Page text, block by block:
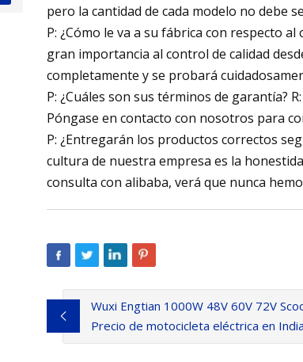
pero la cantidad de cada modelo no debe
P: ¿Cómo le va a su fábrica con respecto
gran importancia al control de calidad
completamente y se probará
P: ¿Cuáles son sus términos de garantía?
Póngase en contacto con nosotros para
P: ¿Entregarán los productos correctos
cultura de nuestra empresa es la
consulta con alibaba, verá que nunca
Wuxi Engtian 1000W 48V 60V 72V
Precio de motocicleta eléctrica en